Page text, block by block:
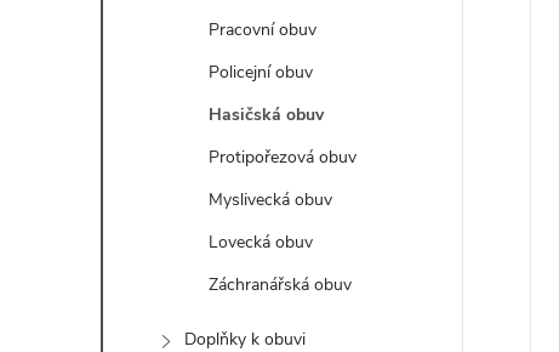
Pracovní obuv
Policejní obuv
Hasičská obuv
Protipořezová obuv
Myslivecká obuv
Lovecká obuv
Záchranářská obuv
Doplňky k obuvi